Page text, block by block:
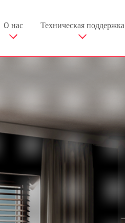
O нас Техническая поддержка